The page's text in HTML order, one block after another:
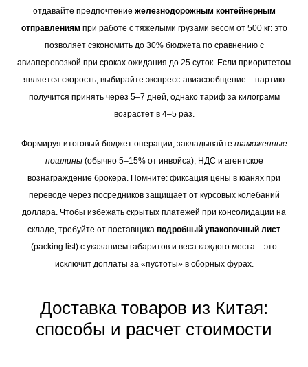
отдавайте предпочтение железнодорожным контейнерным
отправлениям при работе с тяжелыми грузами весом от 500 кг: это
позволяет сэкономить до 30% бюджета по сравнению с
авиаперевозкой при сроках ожидания до 25 суток. Если приоритетом
является скорость, выбирайте экспресс-авиасообщение – партию
получится принять через 5–7 дней, однако тариф за килограмм
возрастет в 4–5 раз.
Формируя итоговый бюджет операции, закладывайте таможенные
пошлины(обычно 5–15% от инвойса), НДС и агентское
вознаграждение брокера. Помните: фиксация цены в юанях при
переводе через посредников защищает от курсовых колебаний
доллара. Чтобы избежать скрытых платежей при консолидации на
складе, требуйте от поставщика подробный упаковочный лист
(packing list) с указанием габаритов и веса каждого места – это
исключит доплаты за «пустоты» в сборных фурах.
Доставка товаров из Китая:
способы и расчет стоимости